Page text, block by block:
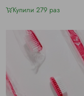
Купили 279 раз